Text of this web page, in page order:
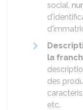
social,
la
des
etc.